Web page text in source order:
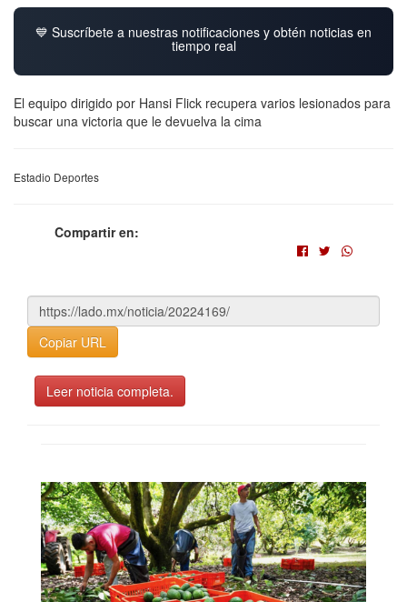
💙 Suscríbete a nuestras notificaciones y obtén noticias en
tiempo real
El equipo dirigido por Hansi Flick recupera varios lesionados para
buscar una victoria que le devuelva la cima
Estadio Deportes
Compartir en:
Copiar URL
Leer noticia completa.